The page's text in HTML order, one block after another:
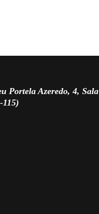
Portela Azeredo, 4, Sala